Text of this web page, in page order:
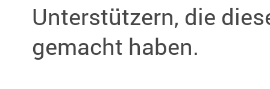
Unterstützern, die
gemacht haben.